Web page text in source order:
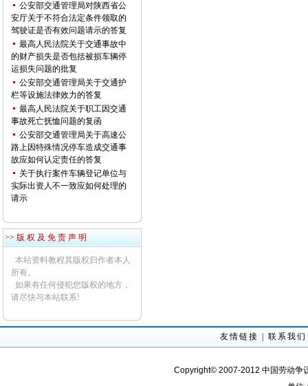
公安部交通管理局对陕西省公
安厅关于不符合法定条件领取的
驾驶证是否有效问题请示的答复
最高人民法院关于交通事故中
的财产损失是否包括被损车辆停
运损失问题的批复
公安部交通管理局关于交通护
栏等设施法律效力的答复
最高人民法院关于职工因交通
事故死亡抚恤问题的复函
公安部交通管理局关于高速公
路上因特殊情况停车造成交通事
故应如何认定责任的答复
关于执行案件车辆登记单位与
实际出资人不一致应如何处理的
请示
>> 版 权 及 免 责 声 明
本站资料教程其版权归作者本人
所有。
如果有任何侵犯您版权的地方，
请尽快与本站联系!
友情链接 联系我们
Copyright© 2007-2012 中国劳动争